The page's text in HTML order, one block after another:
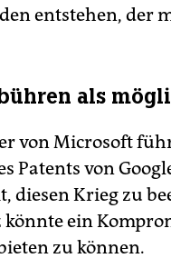
entstehen, der
als
von Microsoft
Patents von
diesen Krieg zu
könnte ein
zu können.